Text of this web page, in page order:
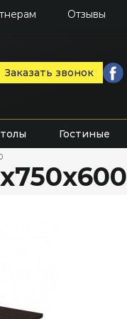
Отзывы
Заказать звонок
Гостиные